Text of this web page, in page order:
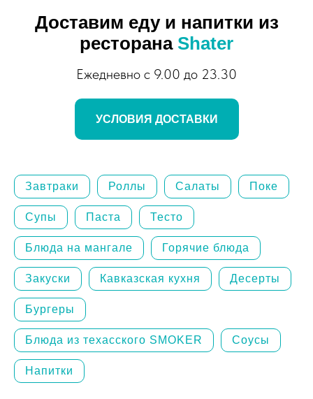
Доставим еду и напитки из
ресторана Shater
Ежедневно с 9.00 до 23.30
УСЛОВИЯ ДОСТАВКИ
Завтраки Роллы Салаты Поке
Супы Паста Тесто
Блюда на мангале Горячие блюда
Закуски Кавказская кухня Десерты
Бургеры
Блюда из техасского SMOKER Соусы
Напитки